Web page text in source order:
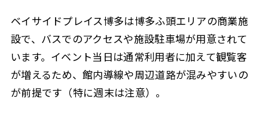
ベイサイドプレイス博多は博多ふ頭エリアの商業施
設で、バスでのアクセスや施設駐車場が用意されて
います。イベント当日は通常利用者に加えて観覧客
が増えるため、館内導線や周辺道路が混みやすいの
が前提です（特に週末は注意）。